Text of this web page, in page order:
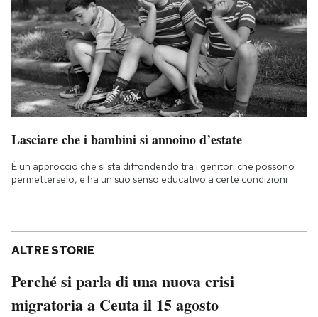
Lasciare che i bambini si annoino d’estate
È un approccio che si sta diffondendo tra i genitori che possono
permetterselo, e ha un suo senso educativo a certe condizioni
ALTRE STORIE
Perché si parla di una nuova crisi
migratoria a Ceuta il 15 agosto